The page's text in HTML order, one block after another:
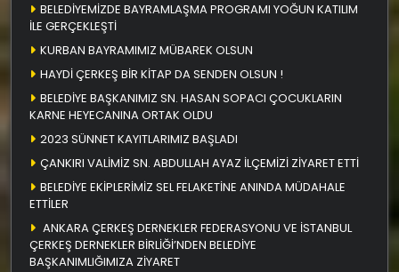
BELEDİYEMİZDE BAYRAMLAŞMA PROGRAMI YOĞUN KATILIM
İLE GERÇEKLEŞTİ
KURBAN BAYRAMIMIZ MÜBAREK OLSUN
HAYDİ ÇERKEŞ BİR KİTAP DA SENDEN OLSUN !
BELEDİYE BAŞKANIMIZ SN. HASAN SOPACI ÇOCUKLARIN
KARNE HEYECANINA ORTAK OLDU
2023 SÜNNET KAYITLARIMIZ BAŞLADI
ÇANKIRI VALİMİZ SN. ABDULLAH AYAZ İLÇEMİZİ ZİYARET ETTİ
BELEDİYE EKİPLERİMİZ SEL FELAKETİNE ANINDA MÜDAHALE
ETTİLER
ANKARA ÇERKEŞ DERNEKLER FEDERASYONU VE İSTANBUL
ÇERKEŞ DERNEKLER BİRLİĞİ’NDEN BELEDİYE
BAŞKANIMLIĞIMIZA ZİYARET